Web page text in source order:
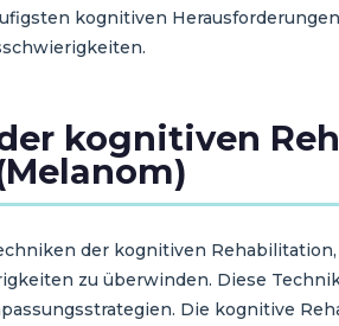
kognitiven
kognitiven
der kognitiven
zu überwinden. Diese
Die kognitive